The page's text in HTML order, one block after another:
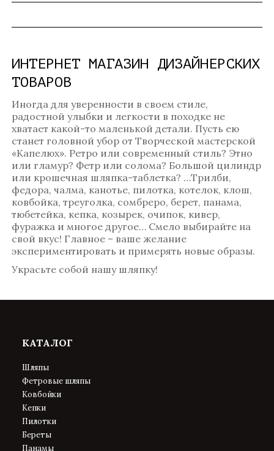
ИНТЕРНЕТ МАГАЗИН ДИЗАЙНЕРСКИХ
ТОВАРОВ
Иногда для уверенности в своем стиле,
радостной улыбки и легкости в походке не
хватает какой-то маленькой детали. Пусть ею
станет головной убор от Творческой мастерской
«Капелюх». Ретро или современный стиль? Этно
или гламур? Фетр или солома? Большой цилиндр
или крошечная шляпка-таблетка? …Трилби,
федора, чалма, канотье, пилотка, котелок, клош,
ковбойка, треуголка, сомбреро, берет, панама,
тюбетейка, кепка, козырек, очипок, кивер,
фуражка и многое другое… Смело выбирайте на
свой вкус! Главное – ваше желание
экспериментировать и примерять новые образы.
Украсьте собой нашу шляпку!
КАТАЛОГ
Шляпы
Фетровые шляпы
Ковбойки
Кепки
Пилотки
Береты
Панамы